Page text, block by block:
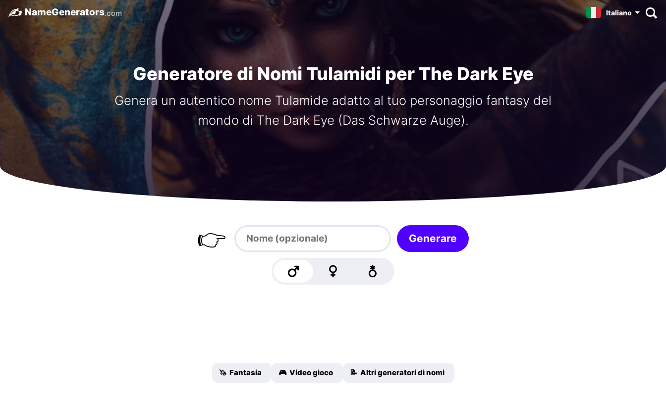
✍️ NameGenerators.com Italiano
Generatore di Nomi Tulamidi per The Dark Eye
Genera un autentico nome Tulamide adatto al tuo personaggio fantasy del
mondo di The Dark Eye (Das Schwarze Auge).
👉 Generare
🦄 Fantasia 🎮 Video gioco 📝 Altri generatori di nomi